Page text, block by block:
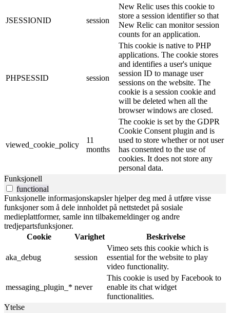
JSESSIONID session
New Relic uses this cookie to
store a session identifier so that
New Relic can monitor session
counts for an application.
PHPSESSID session
This cookie is native to PHP
applications. The cookie stores
and identifies a user's unique
session ID to manage user
sessions on the website. The
cookie is a session cookie and
will be deleted when all the
browser windows are closed.
viewed_cookie_policy
11
months
The cookie is set by the GDPR
Cookie Consent plugin and is
used to store whether or not user
has consented to the use of
cookies. It does not store any
personal data.
Funksjonell
functional
Funksjonelle informasjonskapsler hjelper deg med å utføre visse
funksjoner som å dele innholdet på nettstedet på sosiale
medieplattformer, samle inn tilbakemeldinger og andre
tredjepartsfunksjoner.
Cookie
Varighet Beskrivelse
aka_debug session
Vimeo sets this cookie which is
essential for the website to play
video functionality.
messaging_plugin_* never
This cookie is used by Facebook to
enable its chat widget
functionalities.
Ytelse